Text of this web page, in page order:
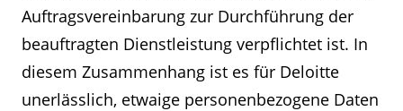
Auftragsvereinbarung zur Durchführung der
beauftragten Dienstleistung verpflichtet ist. In
diesem Zusammenhang ist es für Deloitte
unerlässlich, etwaige personenbezogene Daten